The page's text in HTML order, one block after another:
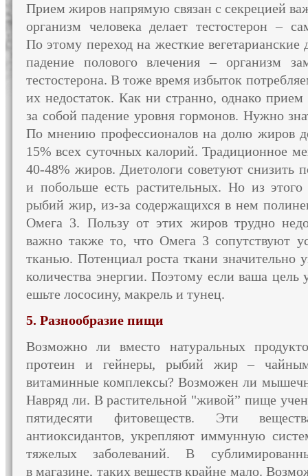
Прием жиров напрямую связан с секрецией
организм человека делает тестостерон –
По этому переходна жесткие
падение полового влечения – организм
тестостерона.В тоже время избыток
их недостаток. Как ни странно, однако
за собой падение уровня гормонов. Нужно
По мнению профессионаловна долю жиров
15% всех суточных калорий. Традиционное
40-48% жиров. Диетологи советуют снизить
и побольше есть растительных. Но из этого
рыбий жир, из-за содержащихся в нем
Омега 3. Пользу от этих жиров трудно
важнотакже то, что Омега 3 сопутствуют
тканью. Потенциал роста ткани значительно
количества энергии. Поэтому если ваша
ешьте лососину, макрель и тунец.
5. Разнообразие пищи
Возможно ли вместо натуральных
протеин и гейнеры, рыбий жир –
витаминные комплексы?Возможен ли
Навряд ли. В растительной "живой” пище
пятидесяти фитовеществ. Эти
антиоксидантов, укрепляют иммунную
тяжелых заболеваний.В
в магазине, таких веществ крайне мало.